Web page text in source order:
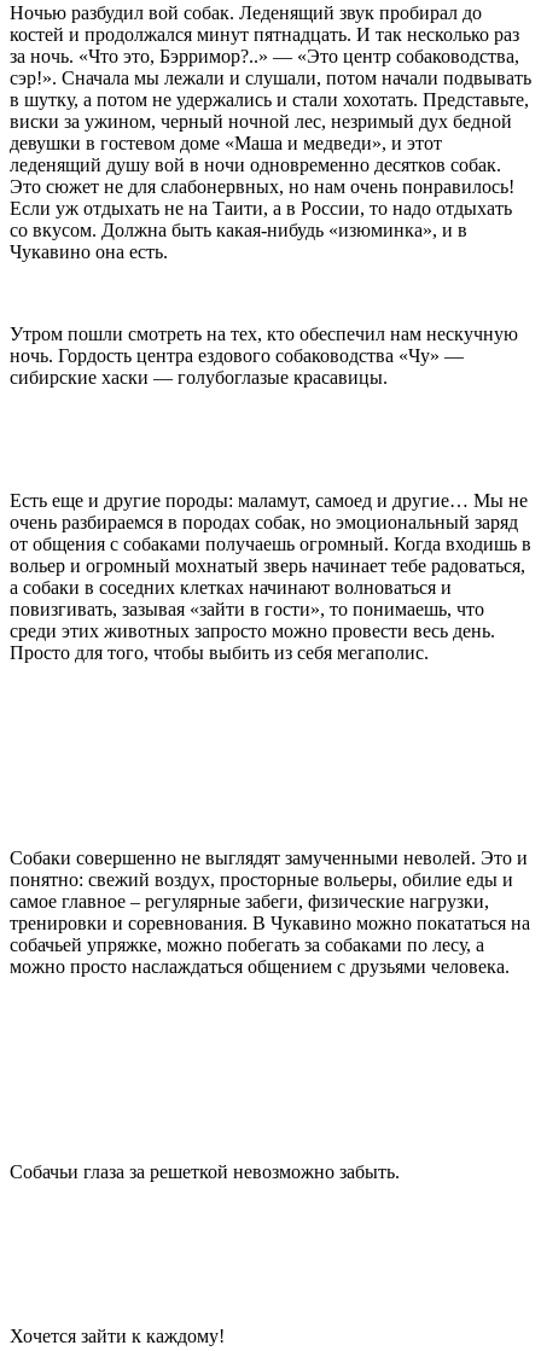
Ночью разбудил вой собак. Леденящий звук пробирал до
костей и продолжался минут пятнадцать. И так несколько раз
за ночь. «Что это, Бэрримор?..» — «Это центр собаководства,
сэр!». Сначала мы лежали и слушали, потом начали подвывать
в шутку, а потом не удержались и стали хохотать. Представьте,
виски за ужином, черный ночной лес, незримый дух бедной
девушки в гостевом доме «Маша и медведи», и этот
леденящий душу вой в ночи одновременно десятков собак.
Это сюжет не для слабонервных, но нам очень понравилось!
Если уж отдыхать не на Таити, а в России, то надо отдыхать
со вкусом. Должна быть какая-нибудь «изюминка», и в
Чукавино она есть.
Утром пошли смотреть на тех, кто обеспечил нам нескучную
ночь. Гордость центра ездового собаководства «Чу» —
сибирские хаски — голубоглазые красавицы.
Есть еще и другие породы: маламут, самоед и другие… Мы не
очень разбираемся в породах собак, но эмоциональный заряд
от общения с собаками получаешь огромный. Когда входишь в
вольер и огромный мохнатый зверь начинает тебе радоваться,
а собаки в соседних клетках начинают волноваться и
повизгивать, зазывая «зайти в гости», то понимаешь, что
среди этих животных запросто можно провести весь день.
Просто для того, чтобы выбить из себя мегаполис.
Собаки совершенно не выглядят замученными неволей. Это и
понятно: свежий воздух, просторные вольеры, обилие еды и
самое главное – регулярные забеги, физические нагрузки,
тренировки и соревнования. В Чукавино можно покататься на
собачьей упряжке, можно побегать за собаками по лесу, а
можно просто наслаждаться общением с друзьями человека.
Собачьи глаза за решеткой невозможно забыть.
Хочется зайти к каждому!